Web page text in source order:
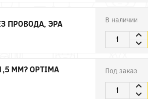
ПРОВОДА, ЭРА В наличии
ММ? OPTIMA
Под заказ